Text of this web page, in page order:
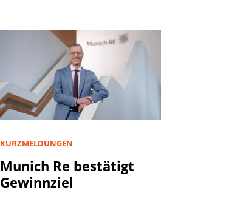
KURZMELDUNGEN
Munich Re bestätigt
Gewinnziel